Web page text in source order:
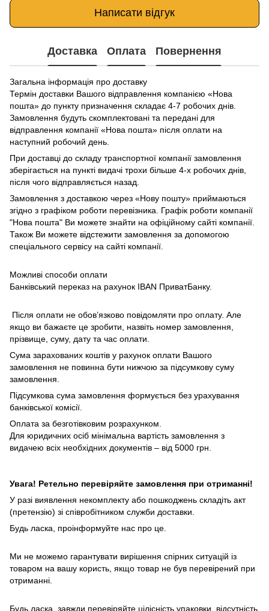
Написати відгук
Доставка Оплата Повернення
Загальна інформація про доставку
Термін доставки Вашого відправлення компанією «Нова
пошта» до пункту призначення складає 4-7 робочих днів.
Замовлення будуть скомплектовані та передані для
відправлення компанії «Нова пошта» після оплати на
наступний робочий день.
При доставці до складу транспортної компанії замовлення
зберігається на пункті видачі трохи більше 4-х робочих днів,
після чого відправляється назад.
Замовлення з доставкою через «Нову пошту» приймаються
згідно з графіком роботи перевізника. Графік роботи компанії
"Нова пошта" Ви можете знайти на офіційному сайті компанії.
Також Ви можете відстежити замовлення за допомогою
спеціального сервісу на сайті компанії.
Можливі способи оплати
Банківський переказ на рахунок IBAN ПриватБанку.
Після оплати не обов’язково повідомляти про оплату. Але
якщо ви бажаєте це зробити, назвіть номер замовлення,
прізвище, суму, дату та час оплати.
Сума зарахованих коштів у рахунок оплати Вашого
замовлення не повинна бути нижчою за підсумкову суму
замовлення.
Підсумкова сума замовлення формується без урахування
банківської комісії.
Оплата за безготівковим розрахунком.
Для юридичних осіб мінімальна вартість замовлення з
видачею всіх необхідних документів – від 5000 грн.
Увага! Ретельно перевіряйте замовлення при отриманні!
У разі виявлення некомплекту або пошкоджень складіть акт
(претензію) зі співробітником служби доставки.
Будь ласка, проінформуйте нас про це.
Ми не можемо гарантувати вирішення спірних ситуацій із
товаром на вашу користь, якщо товар не був перевірений при
отриманні.
Будь ласка, завжди перевіряйте цілісність упаковки, відсутність